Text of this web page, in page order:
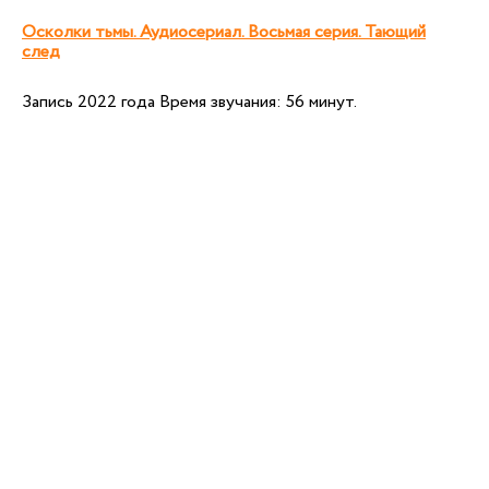
Осколки тьмы. Аудиосериал. Восьмая серия. Тающий
след
Запись 2022 года Время звучания: 56 минут.